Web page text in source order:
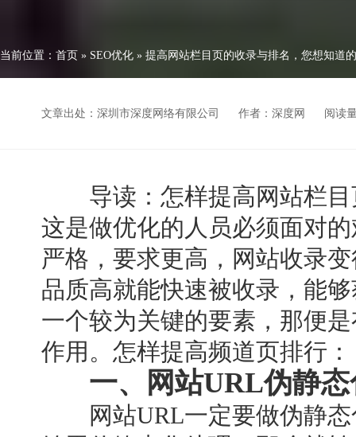
当前位置： 首页 » SEO优化 » 提高网站栏目页的收录与排名，您想知道
文章出处：深圳市深度网络有限公司 作者：深度网 阅读
导读：怎样提高网站栏目
这是做优化的人员必须面对
严格，要求更高，网站收录
品质高就能快速被收录，能
一个较为关键的要素，那便
作用。怎样提高频道页排行：
一、网站URL伪静
网站URL一定要做伪静态